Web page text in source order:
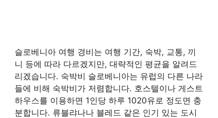
슬로베니아 여행 경비는 여행 기간, 숙박, 교통, 끼
니 등에 따라 다르겠지만, 대략적인 평균을 알려드
리겠습니다. 숙박비 슬로베니아는 유럽의 다른 나라
들에 비해 숙박비가 저렴합니다. 호스텔이나 게스트
하우스를 이용하면 1인당 하루 1020유로 정도면 충
분합니다. 류블랴나나 블레드 같은 인기 있는 도시